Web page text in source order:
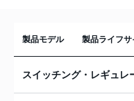
製品モデル 製品ライフサ
スイッチング・レギュレ